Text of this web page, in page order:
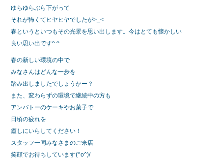
ゆらゆらぶら下がって
それが怖くてヒヤヒヤでしたが>_<
春というといつもその光景を思い出します。今はとても懐かしい
良い思い出です^ ^
春の新しい環境の中で
みなさんはどんな一歩を
踏み出しましたでしょうかー？
また、変わらずの環境で継続中の方も
アンバトーのケーキやお菓子で
日頃の疲れを
癒しにいらしてください！
スタッフ一同みなさまのご来店
笑顔でお待ちしています(^o^)/